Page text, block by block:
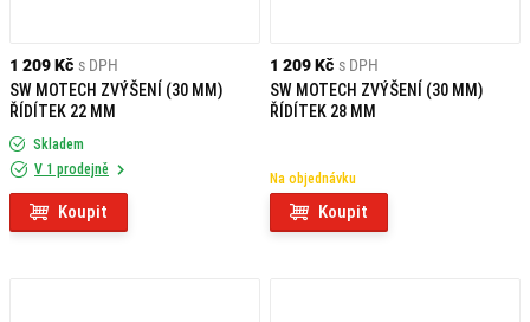
1 209 Kč s DPH
SW MOTECH ZVÝŠENÍ (30 MM)
ŘÍDÍTEK 22 MM
Skladem
V 1 prodejně
Koupit
1 209 Kč s DPH
SW MOTECH ZVÝŠENÍ (30 MM)
ŘÍDÍTEK 28 MM
Na objednávku
Koupit